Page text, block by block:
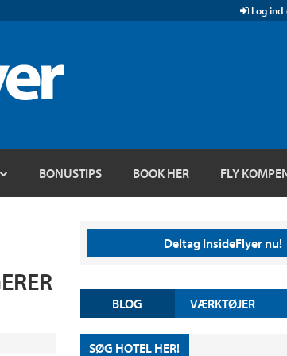
Log
BONUSTIPS BOOK HER FLY
Deltag InsideFlyer nu!
BLOG VÆRKTØJER
SØG HOTEL HER!